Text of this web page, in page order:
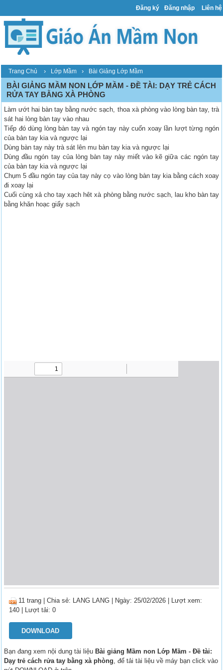
Đăng ký Đăng nhập Liên hệ
Trang Chủ › Lớp Mầm › Bài Giảng Lớp Mầm
BÀI GIẢNG MẦM NON LỚP MẦM - ĐỀ TÀI: DẠY TRẺ CÁCH
RỬA TAY BẰNG XÀ PHÒNG
Làm ướt hai bàn tay bằng nước sạch, thoa xà phòng vào lòng bàn tay, trà
sát hai lòng bàn tay vào nhau
Tiếp đó dùng lòng bàn tay và ngón tay này cuốn xoay lần lượt từng ngón
của bàn tay kia và ngược lại
Dùng bàn tay này trà sát lên mu bàn tay kia và ngược lại
Dùng đầu ngón tay của lòng bàn tay này miết vào kẽ giữa các ngón tay
của bàn tay kia và ngược lại
Chụm 5 đầu ngón tay của tay này cọ vào lòng bàn tay kia bằng cách xoay
đi xoay lại
Cuối cùng xả cho tay xạch hêt xà phòng bằng nước sạch, lau kho bàn tay
bằng khăn hoạc giấy sạch
11 trang |Chia sẻ: LANG LANG | Ngày: 25/02/2026 | Lượt xem:
140 | Lượt tải: 0
DOWNLOAD
Bạn đang xem nội dung tài liệu Bài giảng Mầm non Lớp Mầm - Đề tài:
Dạy trẻ cách rửa tay bằng xà phòng, để tải tài liệu về máy bạn click vào